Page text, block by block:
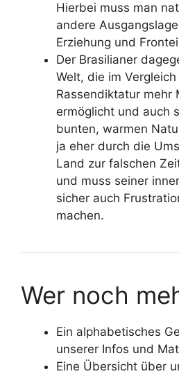
Hierbei muss man
andere
Erziehung und
Der Brasilianer
Welt, die im
Rassendiktatur mehr
ermöglicht und auch
bunten, warmen
ja eher durch die
Land zur falschen
und muss seiner
sicher auch
machen.
Wer noch
Ein alphabetisches
unserer Infos und
Eine Übersicht über